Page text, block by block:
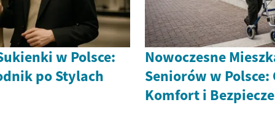
w Polsce:
po Stylach
Nowoczesne
Seniorów w
Komfort i